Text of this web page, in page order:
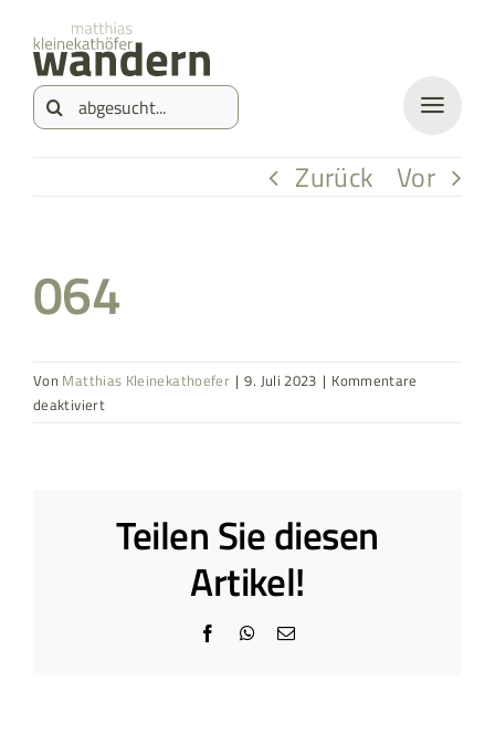
springen
Inhalt
springen
Suche
Zurück Vor
064
Von Matthias Kleinekathoefer | 9. Juli 2023 | Kommentare
deaktiviertfür
Teilen Sie diesen
Artikel!
Facebook
WhatsApp
E-